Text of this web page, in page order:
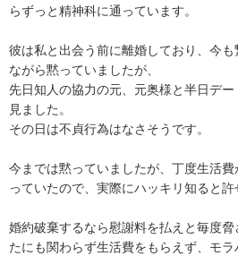
らずっと精神科に通っています。
彼は私と出会う前に離婚しており、今
ながら黙っていましたが、
先日知人の協力の元、元奥様と半日デ
見ました。
その日は不貞行為はなさそうです。
今までは黙っていましたが、丁度生活
っていたので、実際にハッキリ知ると許
婚約破棄するなら慰謝料を払えと毎度
たにも関わらず生活費をもらえず、モ